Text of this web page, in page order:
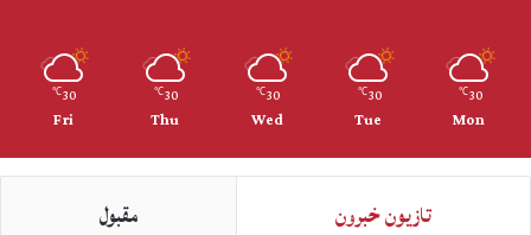
30
℃
Mon
30
℃
Tue
30
℃
Wed
30
℃
Thu
30
℃
Fri
تازيون خبرون مقبول